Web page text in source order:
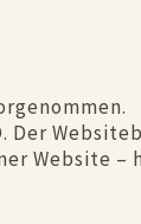
Der
Website –